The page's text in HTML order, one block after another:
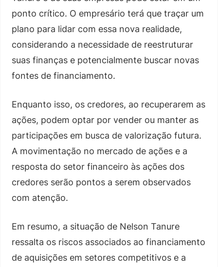
ponto crítico. O empresário terá que traçar um
plano para lidar com essa nova realidade,
considerando a necessidade de reestruturar
suas finanças e potencialmente buscar novas
fontes de financiamento.
Enquanto isso, os credores, ao recuperarem as
ações, podem optar por vender ou manter as
participações em busca de valorização futura.
A movimentação no mercado de ações e a
resposta do setor financeiro às ações dos
credores serão pontos a serem observados
com atenção.
Em resumo, a situação de Nelson Tanure
ressalta os riscos associados ao financiamento
de aquisições em setores competitivos e a